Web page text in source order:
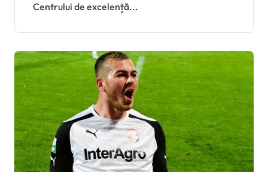
Centrului de excelență...